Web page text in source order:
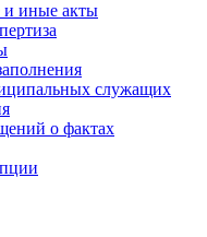
и иные акты
служащих
о фактах